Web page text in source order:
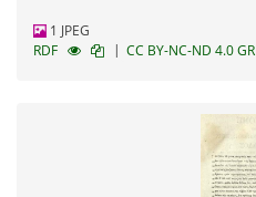
1 JPEG
RDF
| CC BY-NC-ND 4.0 GR